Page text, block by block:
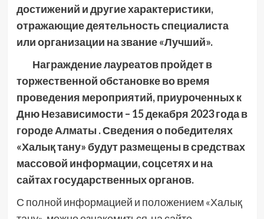
достижений и другие характеристики,
отражающие деятельность специалиста
или организации на звание «Лучший».
Награждение лауреатов пройдет в
торжественной обстановке во время
проведения мероприятий, приуроченных к
Дню Независимости – 15 декабря 2023 года в
городе Алматы . Сведения о победителях
«Халық тану» будут размещены в средствах
массовой информации, соцсетях и на
сайтах государственных органов.
С полной информацией и положением «Халық